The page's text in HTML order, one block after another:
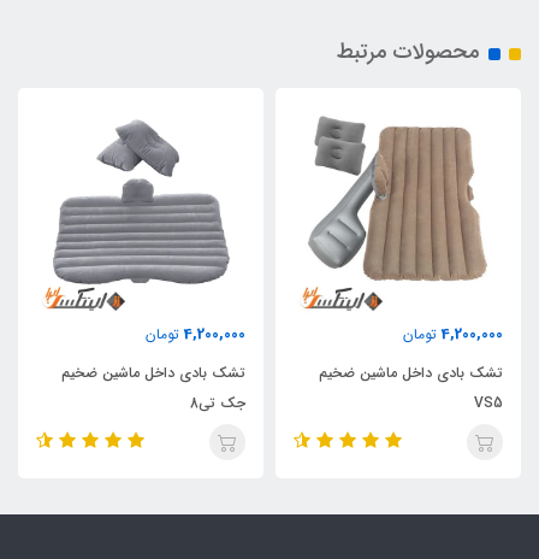
محصولات مرتبط
4,200,000 تومان
تشک بادی داخل ماشین ضخیم
VS5
4,200,000 تومان
تشک بادی داخل ماشین ضخیم
جک تی8